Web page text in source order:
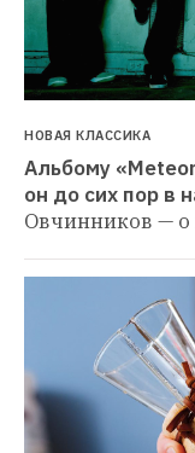
НОВАЯ КЛАССИКА
Альбому
он до сих пор в
Овчинников — о